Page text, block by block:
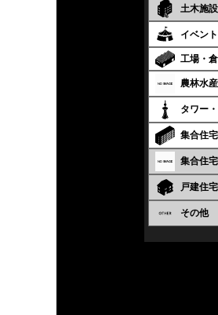
土木施設
イベン
工場・
農林水
タワー
集合住宅
集合住
戸建住宅
その他